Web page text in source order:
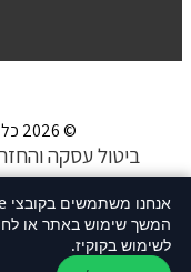
© 2026 כל הזכויות שמורות לגימיקס אילת
ביטול עסקה
המשך שימוש באתר או
לשימוש בקוקיז.